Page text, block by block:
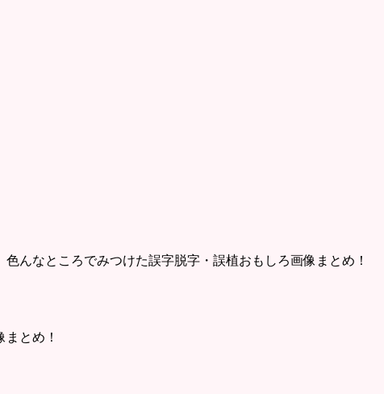
んなところでみつけた誤字脱字・誤植おもしろ画像まとめ！
とめ！